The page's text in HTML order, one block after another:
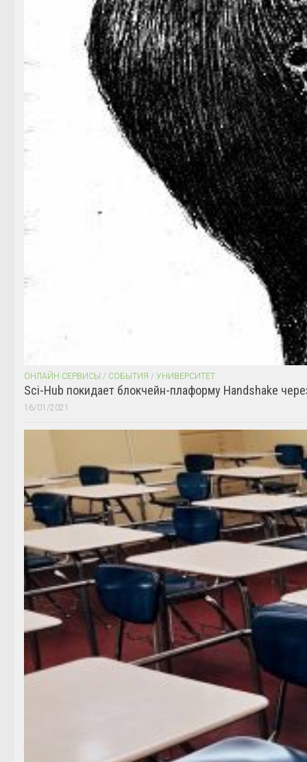
ОНЛАЙН СЕРВИСЫ / СОБЫТИЯ / УНИВЕРСИТЕТ
Sci-Hub покидает блокчейн-плаформу Handshake
16/01/2021